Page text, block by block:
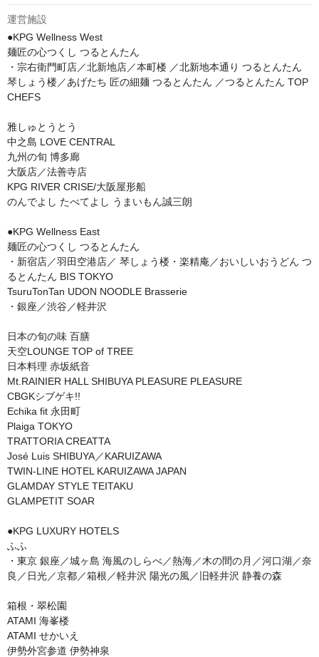
運営施設
●KPG Wellness West
麺匠の心つくし つるとんたん
・宗右衛門町店／北新地店／本町楼 ／北新地本通り つるとんたん
琴しょう楼／あげたち 匠の細麺 つるとんたん ／つるとんたん TOP
CHEFS
雅しゅとうとう
中之島 LOVE CENTRAL
九州の旬 博多廊
大阪店／法善寺店
KPG RIVER CRISE/大阪屋形船
のんでよし たべてよし うまいもん誠三朗
●KPG Wellness East
麺匠の心つくし つるとんたん
・新宿店／羽田空港店／ 琴しょう楼・楽精庵／おいしいおうどん つ
るとんたん BIS TOKYO
TsuruTonTan UDON NOODLE Brasserie
・銀座／渋谷／軽井沢
日本の旬の味 百膳
天空LOUNGE TOP of TREE
日本料理 赤坂紙音
Mt.RAINIER HALL SHIBUYA PLEASURE PLEASURE
CBGKシブゲキ!!
Echika fit 永田町
Plaiga TOKYO
TRATTORIA CREATTA
José Luis SHIBUYA／KARUIZAWA
TWIN-LINE HOTEL KARUIZAWA JAPAN
GLAMDAY STYLE TEITAKU
GLAMPETIT SOAR
●KPG LUXURY HOTELS
ふふ
・東京 銀座／城ヶ島 海風のしらべ／熱海／木の間の月／河口湖／奈
良／日光／京都／箱根／軽井沢 陽光の風／旧軽井沢 静養の森
箱根・翠松園
ATAMI 海峯楼
ATAMI せかいえ
伊勢外宮参道 伊勢神泉